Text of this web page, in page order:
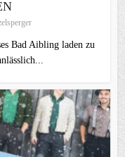
Bad Aibling laden zu